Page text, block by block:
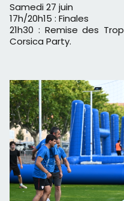
Samedi 27 juin
17h/20h15 : Finales
21h30 : Remise des
Corsica Party.